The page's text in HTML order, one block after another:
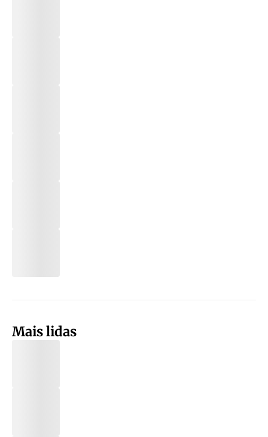
Mais lidas